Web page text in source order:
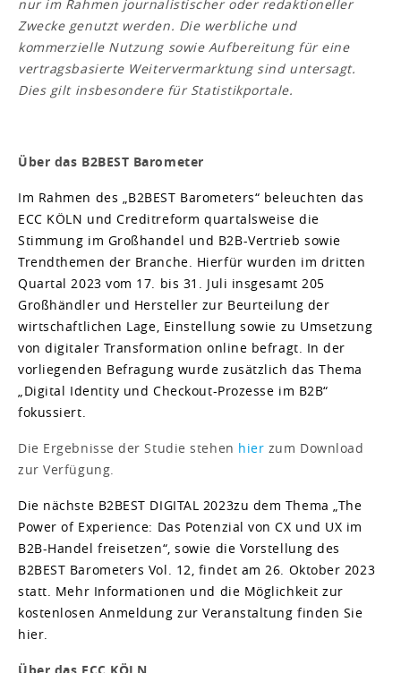
nur im Rahmen journalistischer oder redaktioneller
Zwecke genutzt werden. Die werbliche und
kommerzielle Nutzung sowie Aufbereitung für eine
vertragsbasierte Weitervermarktung sind untersagt.
Dies gilt insbesondere für Statistikportale.
Über das B2BEST Barometer
Im Rahmen des „B2BEST Barometers“ beleuchten das
ECC KÖLN und Creditreform quartalsweise die
Stimmung im Großhandel und B2B-Vertrieb sowie
Trendthemen der Branche. Hierfür wurden im dritten
Quartal 2023 vom 17. bis 31. Juli insgesamt 205
Großhändler und Hersteller zur Beurteilung der
wirtschaftlichen Lage, Einstellung sowie zu Umsetzung
von digitaler Transformation online befragt. In der
vorliegenden Befragung wurde zusätzlich das Thema
„Digital Identity und Checkout-Prozesse im B2B“
fokussiert.
Die Ergebnisse der Studie stehen hier zum Download
zur Verfügung.
Die nächste B2BEST DIGITAL 2023zu dem Thema „The
Power of Experience: Das Potenzial von CX und UX im
B2B-Handel freisetzen“, sowie die Vorstellung des
B2BEST Barometers Vol. 12, findet am 26. Oktober 2023
statt. Mehr Informationen und die Möglichkeit zur
kostenlosen Anmeldung zur Veranstaltung finden Sie
hier.
Über das ECC KÖLN